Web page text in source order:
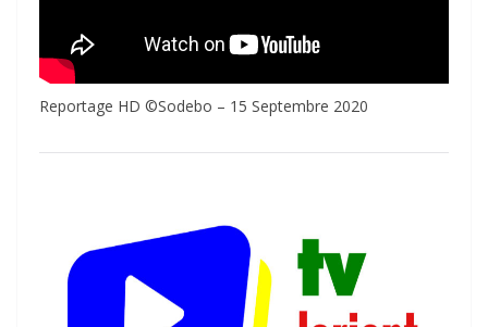
Reportage HD ©Sodebo – 15 Septembre 2020